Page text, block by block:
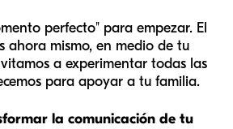
perfecto" para empezar. El
ahora mismo, en medio de tu
a experimentar todas las
para apoyar a tu familia.
la comunicación de tu